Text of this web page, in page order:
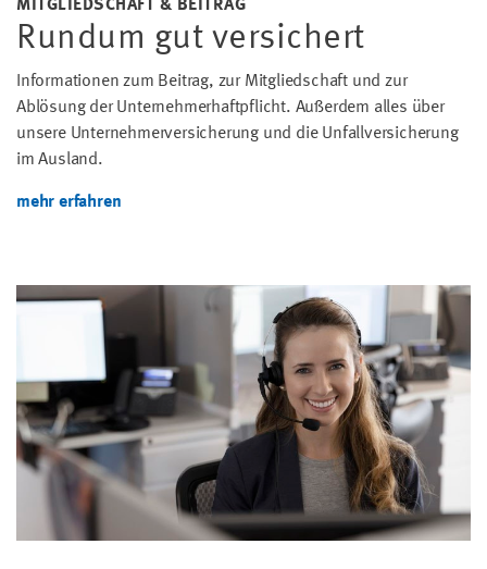
MITGLIEDSCHAFT & BEITRAG
Rundum gut versichert
Informationen zum Beitrag, zur Mitgliedschaft und zur
Ablösung der Unternehmerhaftpflicht. Außerdem alles über
unsere Unternehmerversicherung und die Unfallversicherung
im Ausland.
mehr erfahren